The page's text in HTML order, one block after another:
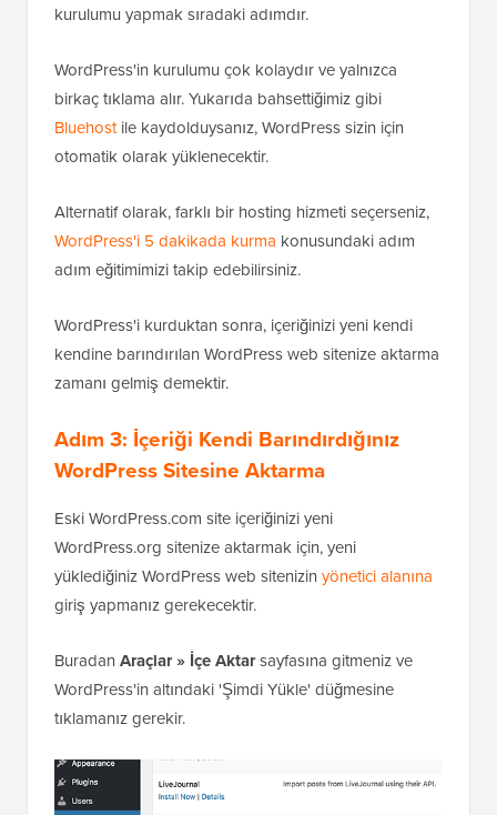
kurulumu yapmak sıradaki adımdır.
WordPress'in kurulumu çok kolaydır ve yalnızca
birkaç tıklama alır. Yukarıda bahsettiğimiz gibi
Bluehostile kaydolduysanız, WordPress sizin için
otomatik olarak yüklenecektir.
Alternatif olarak, farklı bir hosting hizmeti seçerseniz,
WordPress'i 5 dakikada kurma konusundaki adım
adım eğitimimizi takip edebilirsiniz.
WordPress'i kurduktan sonra, içeriğinizi yeni kendi
kendine barındırılan WordPress web sitenize aktarma
zamanı gelmiş demektir.
Adım 3: İçeriği Kendi Barındırdığınız
WordPress Sitesine Aktarma
Eski WordPress.com site içeriğinizi yeni
WordPress.org sitenize aktarmak için, yeni
yüklediğiniz WordPress web sitenizin yönetici alanına
giriş yapmanız gerekecektir.
Buradan Araçlar » İçe Aktarsayfasına gitmeniz ve
WordPress'in altındaki 'Şimdi Yükle' düğmesine
tıklamanız gerekir.